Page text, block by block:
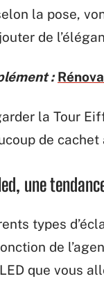
la pose,
de
:
la Tour
de cachet
une
types
de
que vous